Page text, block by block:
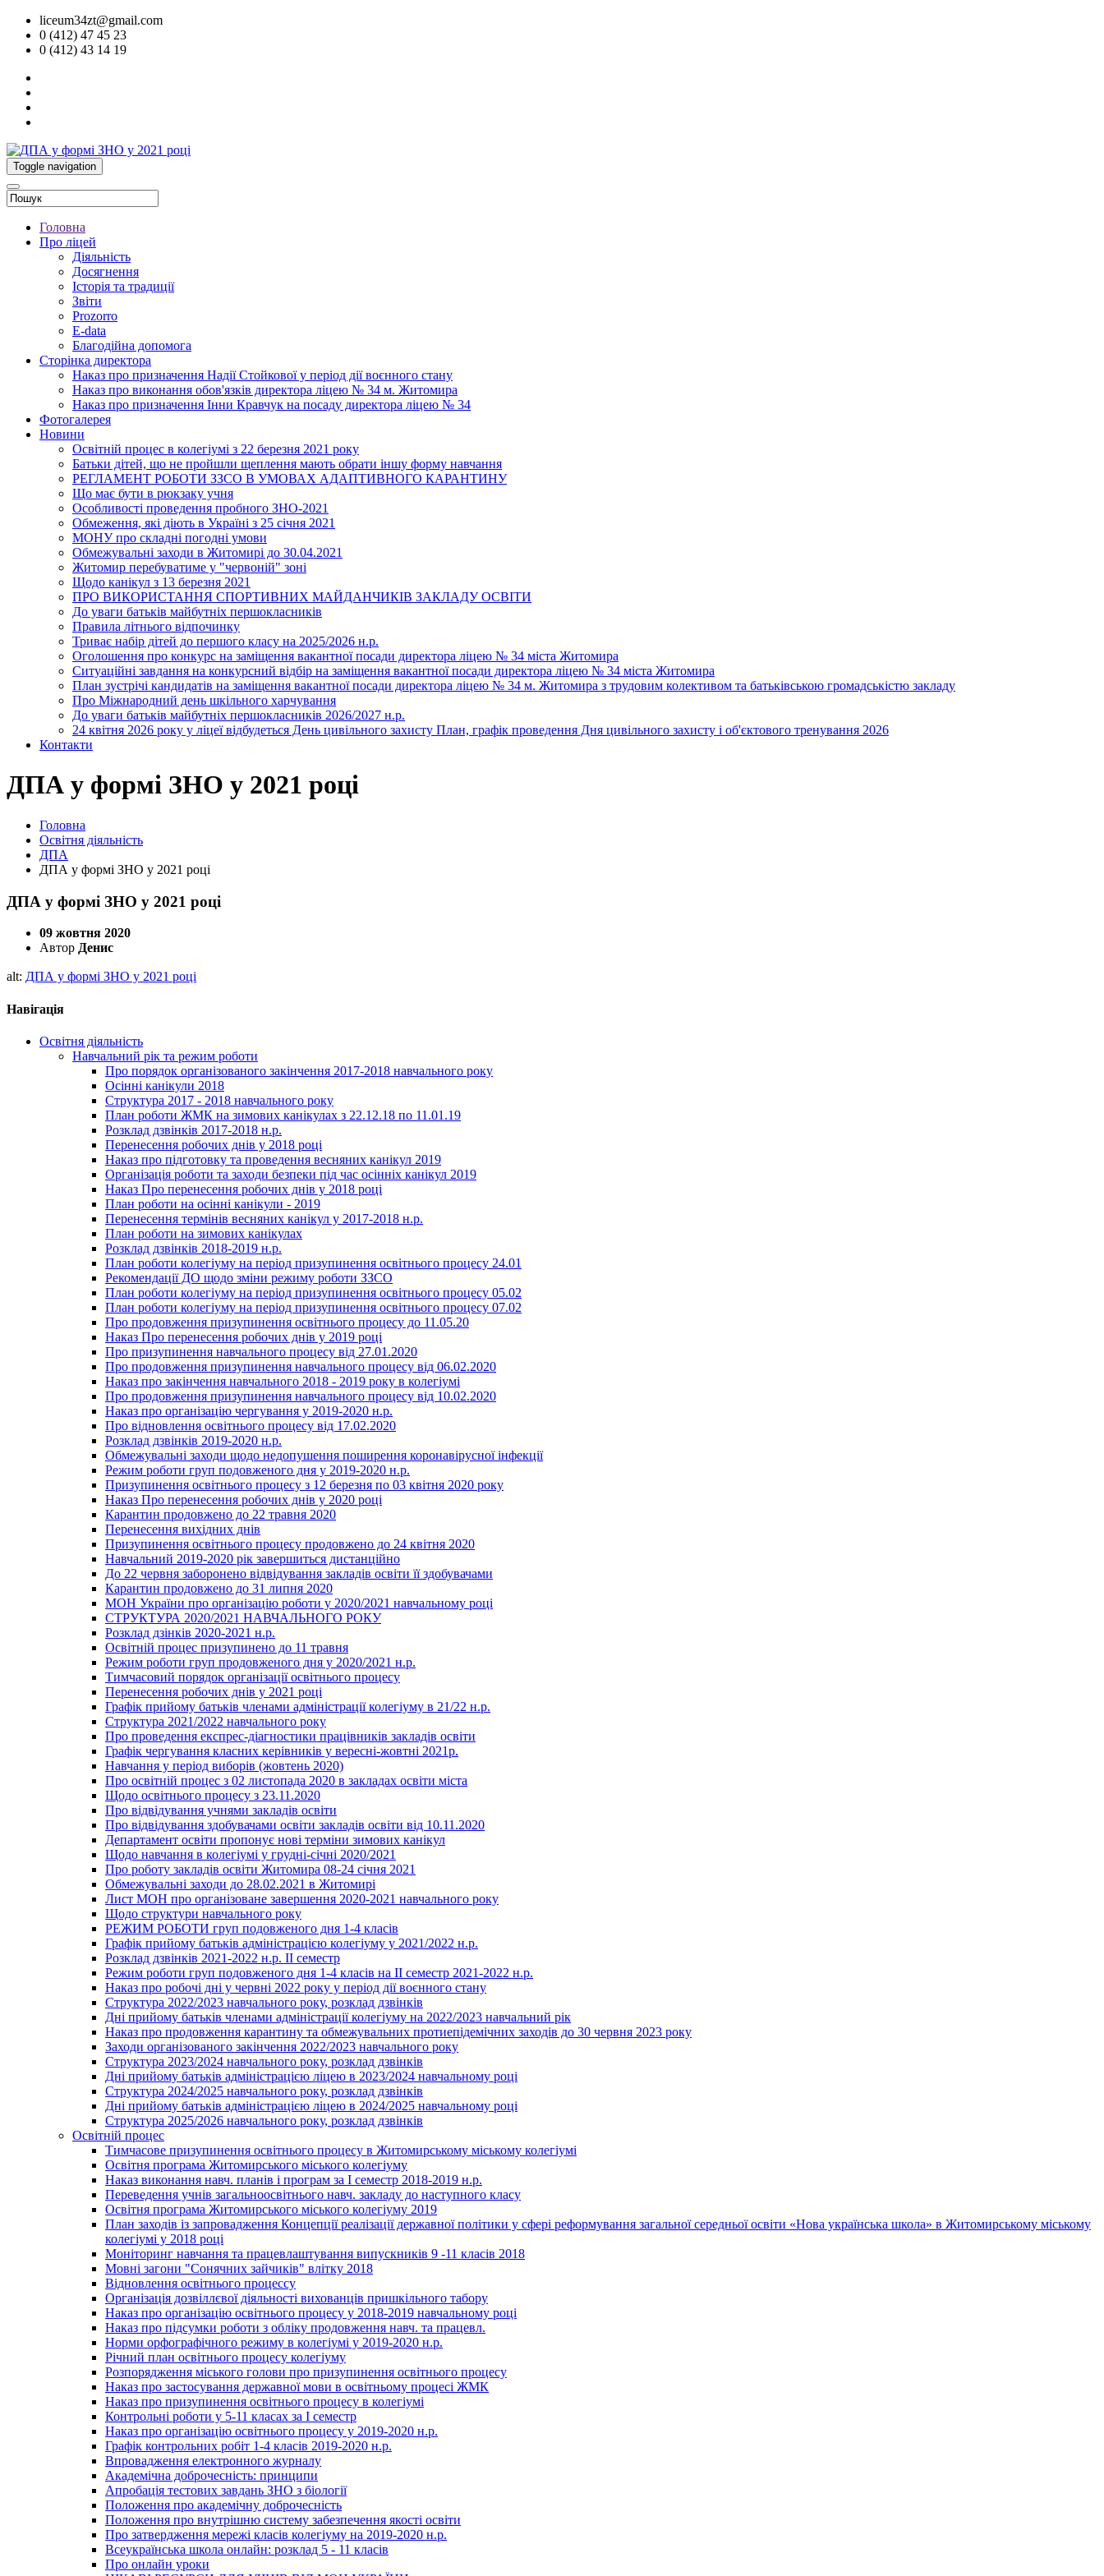
liceum34zt@gmail.com
0 (412) 47 45 23
0 (412) 43 14 19
Toggle navigation
Головна
Про ліцей
Діяльність
Досягнення
Історія та традиції
Звіти
Prozorro
E-data
Благодійна допомога
Сторінка директора
Наказ про призначення Надії Стойкової у період дії воєнного стану
Наказ про виконання обов'язків директора ліцею № 34 м. Житомира
Наказ про призначення Інни Кравчук на посаду директора ліцею № 34
Фотогалерея
Новини
Освітній процес в колегіумі з 22 березня 2021 року
Батьки дітей, що не пройшли щеплення мають обрати іншу форму навчання
РЕГЛАМЕНТ РОБОТИ ЗЗСО В УМОВАХ АДАПТИВНОГО КАРАНТИНУ
Що має бути в рюкзаку учня
Особливості проведення пробного ЗНО-2021
Обмеження, які діють в Україні з 25 січня 2021
МОНУ про складні погодні умови
Обмежувальні заходи в Житомирі до 30.04.2021
Житомир перебуватиме у "червоній" зоні
Щодо канікул з 13 березня 2021
ПРО ВИКОРИСТАННЯ СПОРТИВНИХ МАЙДАНЧИКІВ ЗАКЛАДУ ОСВІТИ
До уваги батьків майбутніх першокласників
Правила літнього відпочинку
Триває набір дітей до першого класу на 2025/2026 н.р.
Оголошення про конкурс на заміщення вакантної посади директора ліцею № 34 міста Житомира
Ситуаційні завдання на конкурсний відбір на заміщення вакантної посади директора ліцею № 34 міста Житомира
План зустрічі кандидатів на заміщення вакантної посади директора ліцею № 34 м. Житомира з трудовим колективом та батьківською громадськістю закладу
Про Міжнародний день шкільного харчування
До уваги батьків майбутніх першокласників 2026/2027 н.р.
24 квітня 2026 року у ліцеї відбудеться День цивільного захисту План, графік проведення Дня цивільного захисту і об'єктового тренування 2026
Контакти
ДПА у формі ЗНО у 2021 році
Головна
Освітня діяльність
ДПА
ДПА у формі ЗНО у 2021 році
ДПА у формі ЗНО у 2021 році
09 жовтня 2020
Автор Денис
alt: ДПА у формі ЗНО у 2021 році
Навігація
Освітня діяльність
Навчальний рік та режим роботи
Про порядок організованого закінчення 2017-2018 навчального року
Осінні канікули 2018
Структура 2017 - 2018 навчального року
План роботи ЖМК на зимових канікулах з 22.12.18 по 11.01.19
Розклад дзвінків 2017-2018 н.р.
Перенесення робочих днів у 2018 році
Наказ про підготовку та проведення весняних канікул 2019
Організація роботи та заходи безпеки під час осінніх канікул 2019
Наказ Про перенесення робочих днів у 2018 році
План роботи на осінні канікули - 2019
Перенесення термінів весняних канікул у 2017-2018 н.р.
План роботи на зимових канікулах
Розклад дзвінків 2018-2019 н.р.
План роботи колегіуму на період призупинення освітнього процесу 24.01
Рекомендації ДО щодо зміни режиму роботи ЗЗСО
План роботи колегіуму на період призупинення освітнього процесу 05.02
План роботи колегіуму на період призупинення освітнього процесу 07.02
Про продовження призупинення освітнього процесу до 11.05.20
Наказ Про перенесення робочих днів у 2019 році
Про призупинення навчального процесу від 27.01.2020
Про продовження призупинення навчального процесу від 06.02.2020
Наказ про закінчення навчального 2018 - 2019 року в колегіумі
Про продовження призупинення навчального процесу від 10.02.2020
Наказ про організацію чергування у 2019-2020 н.р.
Про відновлення освітнього процесу від 17.02.2020
Розклад дзвінків 2019-2020 н.р.
Обмежувальні заходи щодо недопушення поширення коронавірусної інфекції
Режим роботи груп подовженого дня у 2019-2020 н.р.
Призупинення освітнього процесу з 12 березня по 03 квітня 2020 року
Наказ Про перенесення робочих днів у 2020 році
Карантин продовжено до 22 травня 2020
Перенесення вихідних днів
Призупинення освітнього процесу продовжено до 24 квітня 2020
Навчальний 2019-2020 рік завершиться дистанційно
До 22 червня заборонено відвідування закладів освіти її здобувачами
Карантин продовжено до 31 липня 2020
МОН України про організацію роботи у 2020/2021 навчальному році
СТРУКТУРА 2020/2021 НАВЧАЛЬНОГО РОКУ
Розклад дзінків 2020-2021 н.р.
Освітній процес призупинено до 11 травня
Режим роботи груп продовженого дня у 2020/2021 н.р.
Тимчасовий порядок організації освітнього процесу
Перенесення робочих днів у 2021 році
Графік прийому батьків членами адміністрації колегіуму в 21/22 н.р.
Структура 2021/2022 навчального року
Про проведення експрес-діагностики працівників закладів освіти
Графік чергування класних керівників у вересні-жовтні 2021р.
Навчання у період виборів (жовтень 2020)
Про освітній процес з 02 листопада 2020 в закладах освіти міста
Щодо освітнього процесу з 23.11.2020
Про відвідування учнями закладів освіти
Про відвідування здобувачами освіти закладів освіти від 10.11.2020
Департамент освіти пропонує нові терміни зимових канікул
Щодо навчання в колегіумі у грудні-січні 2020/2021
Про роботу закладів освіти Житомира 08-24 січня 2021
Обмежувальні заходи до 28.02.2021 в Житомирі
Лист МОН про організоване завершення 2020-2021 навчального року
Щодо структури навчального року
РЕЖИМ РОБОТИ груп подовженого дня 1-4 класів
Графік прийому батьків адміністрацією колегіуму у 2021/2022 н.р.
Розклад дзвінків 2021-2022 н.р. ІІ семестр
Режим роботи груп подовженого дня 1-4 класів на ІІ семестр 2021-2022 н.р.
Наказ про робочі дні у червні 2022 року у період дії воєнного стану
Структура 2022/2023 навчального року, розклад дзвінків
Дні прийому батьків членами адміністрації колегіуму на 2022/2023 навчальний рік
Наказ про продовження карантину та обмежувальних протиепідемічних заходів до 30 червня 2023 року
Заходи організованого закінчення 2022/2023 навчального року
Структура 2023/2024 навчального року, розклад дзвінків
Дні прийому батьків адміністрацією ліцею в 2023/2024 навчальному році
Структура 2024/2025 навчального року, розклад дзвінків
Дні прийому батьків адміністрацією ліцею в 2024/2025 навчальному році
Структура 2025/2026 навчального року, розклад дзвінків
Освітній процес
Тимчасове призупинення освітнього процесу в Житомирському міському колегіумі
Освітня програма Житомирського міського колегіуму
Наказ виконання навч. планів і програм за І семестр 2018-2019 н.р.
Переведення учнів загальноосвітнього навч. закладу до наступного класу
Освітня програма Житомирського міського колегіуму 2019
План заходів із запровадження Концепції реалізації державної політики у сфері реформування загальної середньої освіти «Нова українська школа» в Житомирському міському
колегіумі у 2018 році
Моніторинг навчання та працевлаштування випускників 9 -11 класів 2018
Мовні загони "Сонячних зайчиків" влітку 2018
Відновлення освітнього процессу
Організація дозвіллєвої діяльності вихованців пришкільного табору
Наказ про організацію освітнього процесу у 2018-2019 навчальному році
Наказ про підсумки роботи з обліку продовження навч. та працевл.
Норми орфографічного режиму в колегіумі у 2019-2020 н.р.
Річний план освітнього процесу колегіуму
Розпорядження міського голови про призупинення освітнього процесу
Наказ про застосування державної мови в освітньому процесі ЖМК
Наказ про призупинення освітнього процесу в колегіумі
Контрольні роботи у 5-11 класах за І семестр
Наказ про організацію освітнього процесу у 2019-2020 н.р.
Графік контрольних робіт 1-4 класів 2019-2020 н.р.
Впровадження електронного журналу
Академічна доброчесність: принципи
Апробація тестових завдань ЗНО з біології
Положення про академічну доброчесність
Положення про внутрішню систему забезпечення якості освіти
Про затвердження мережі класів колегіуму на 2019-2020 н.р.
Всеукраїнська школа онлайн: розклад 5 - 11 класів
Про онлайн уроки